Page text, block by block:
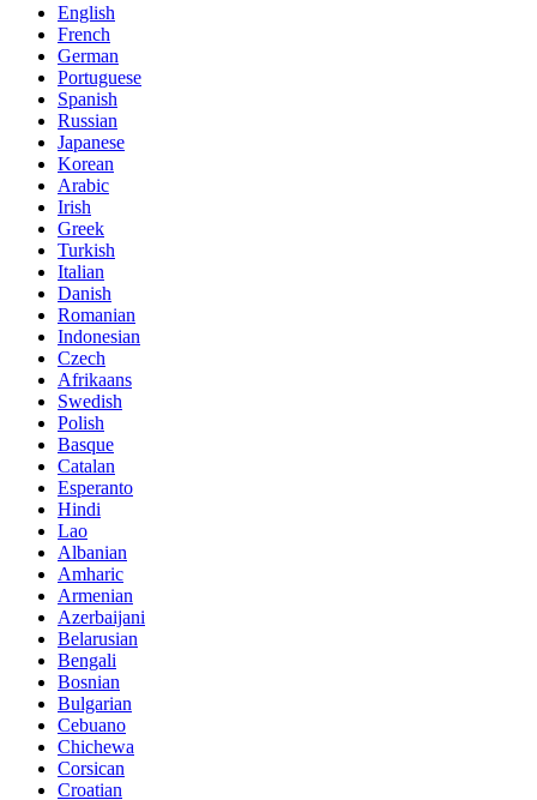
English
French
German
Portuguese
Spanish
Russian
Japanese
Korean
Arabic
Irish
Greek
Turkish
Italian
Danish
Romanian
Indonesian
Czech
Afrikaans
Swedish
Polish
Basque
Catalan
Esperanto
Hindi
Lao
Albanian
Amharic
Armenian
Azerbaijani
Belarusian
Bengali
Bosnian
Bulgarian
Cebuano
Chichewa
Corsican
Croatian